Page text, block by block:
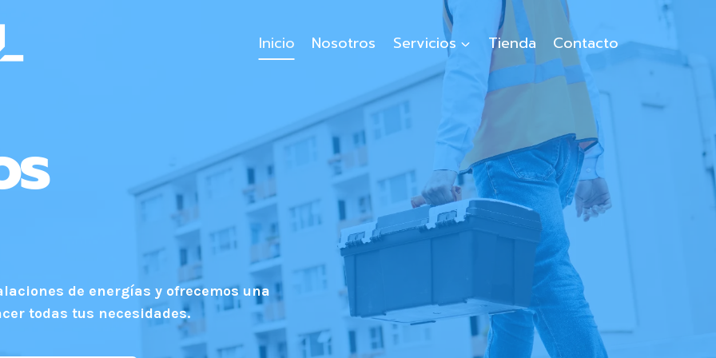
Inicio Nosotros Servicios Tienda Contacto
de energías y ofrecemos una
todas tus necesidades.